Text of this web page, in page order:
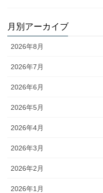
月別アーカイブ
2026年8月
2026年7月
2026年6月
2026年5月
2026年4月
2026年3月
2026年2月
2026年1月